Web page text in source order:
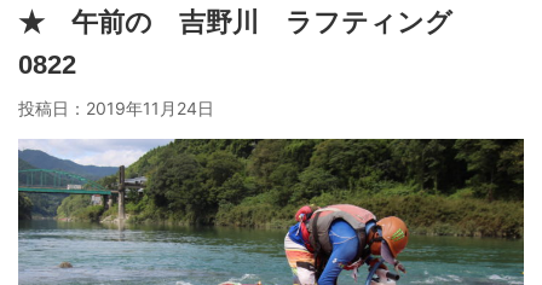
★ 午前の 吉野川 ラフティング
0822
投稿日： 2019年11月24日